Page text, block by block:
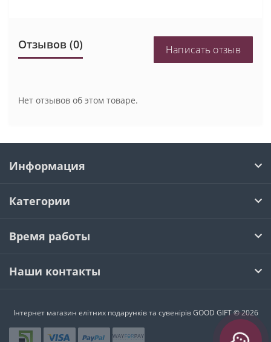
Отзывов (0) Написать отзыв
Нет отзывов об этом товаре.
Информация
Категории
Время работы
Наши контакты
Інтернет магазин елітних подарунків та сувенірів GOOD GIFT © 2026